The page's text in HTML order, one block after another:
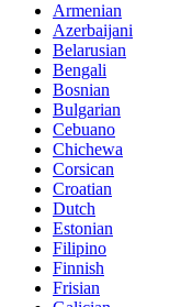
Armenian
Azerbaijani
Belarusian
Bengali
Bosnian
Bulgarian
Cebuano
Chichewa
Corsican
Croatian
Dutch
Estonian
Filipino
Finnish
Frisian